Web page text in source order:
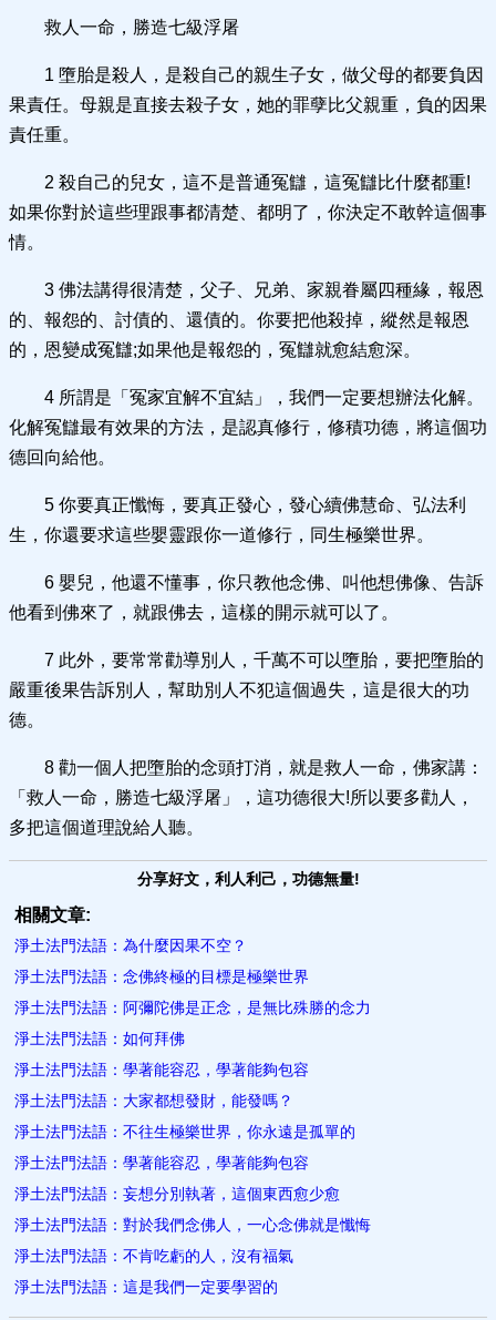
救人一命，勝造七級浮屠
1 墮胎是殺人，是殺自己的親生子女，做父母的都要負因
果責任。母親是直接去殺子女，她的罪孽比父親重，負的因果
責任重。
2 殺自己的兒女，這不是普通冤讎，這冤讎比什麼都重!
如果你對於這些理跟事都清楚、都明了，你決定不敢幹這個事
情。
3 佛法講得很清楚，父子、兄弟、家親眷屬四種緣，報恩
的、報怨的、討債的、還債的。你要把他殺掉，縱然是報恩
的，恩變成冤讎;如果他是報怨的，冤讎就愈結愈深。
4 所謂是「冤家宜解不宜結」，我們一定要想辦法化解。
化解冤讎最有效果的方法，是認真修行，修積功德，將這個功
德回向給他。
5 你要真正懺悔，要真正發心，發心續佛慧命、弘法利
生，你還要求這些嬰靈跟你一道修行，同生極樂世界。
6 嬰兒，他還不懂事，你只教他念佛、叫他想佛像、告訴
他看到佛來了，就跟佛去，這樣的開示就可以了。
7 此外，要常常勸導別人，千萬不可以墮胎，要把墮胎的
嚴重後果告訴別人，幫助別人不犯這個過失，這是很大的功
德。
8 勸一個人把墮胎的念頭打消，就是救人一命，佛家講：
「救人一命，勝造七級浮屠」，這功德很大!所以要多勸人，
多把這個道理說給人聽。
分享好文，利人利己，功德無量!
相關文章:
淨土法門法語：為什麼因果不空？
淨土法門法語：念佛終極的目標是極樂世界
淨土法門法語：阿彌陀佛是正念，是無比殊勝的念力
淨土法門法語：如何拜佛
淨土法門法語：學著能容忍，學著​能夠包容
淨土法門法語：大家都想發財，能發嗎？
淨土法門法語：不往生極樂世界，你永遠是孤單的
淨土法門法語：學​著能容忍，學著能夠包容
淨土法門法語：妄想分別​執著，這個東西愈少愈
淨土法門法語：對於我們念佛人，一心念佛就是懺悔
淨土法門法語：不肯吃虧的人，沒有福氣
淨土法門法語：這是我​們一定要學習的